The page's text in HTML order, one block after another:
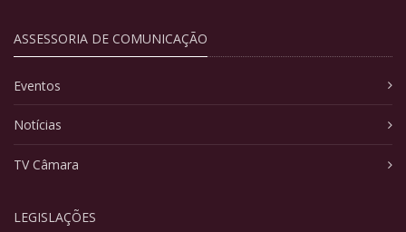
ASSESSORIA DE COMUNICAÇÃO
Eventos
Notícias
TV Câmara
LEGISLAÇÕES